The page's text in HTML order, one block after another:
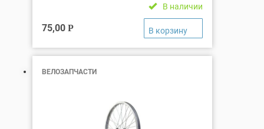
В наличии
75,00 Р
ВЕЛОЗАПЧАСТИ